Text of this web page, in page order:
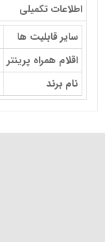
اطلاعات تکمیلی
سایر قابلیت ها
اقلام همراه پرینتر
نام برند